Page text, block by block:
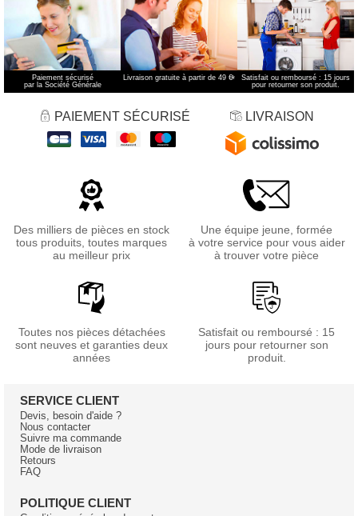
Paiement sécurisé
par la Société Générale
Livraison gratuite à partir de 49 €*
Satisfait ou remboursé : 15 jours
pour retourner son produit.
PAIEMENT SÉCURISÉ LIVRAISON
Des milliers de pièces en stock
tous produits, toutes marques
au meilleur prix
Une équipe jeune, formée
à votre service pour vous aider
à trouver votre pièce
Toutes nos pièces détachées
sont neuves et garanties deux
années
Satisfait ou remboursé : 15
jours pour retourner son
produit.
SERVICE CLIENT
Devis, besoin d'aide ?
Nous contacter
Suivre ma commande
Mode de livraison
Retours
FAQ
POLITIQUE CLIENT